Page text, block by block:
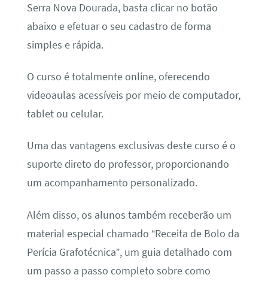
Serra Nova Dourada, basta clicar no botão
abaixo e efetuar o seu cadastro de forma
simples e rápida.
O curso é totalmente online, oferecendo
videoaulas acessíveis por meio de computador,
tablet ou celular.
Uma das vantagens exclusivas deste curso é o
suporte direto do professor, proporcionando
um acompanhamento personalizado.
Além disso, os alunos também receberão um
material especial chamado “Receita de Bolo da
Perícia Grafotécnica”, um guia detalhado com
um passo a passo completo sobre como